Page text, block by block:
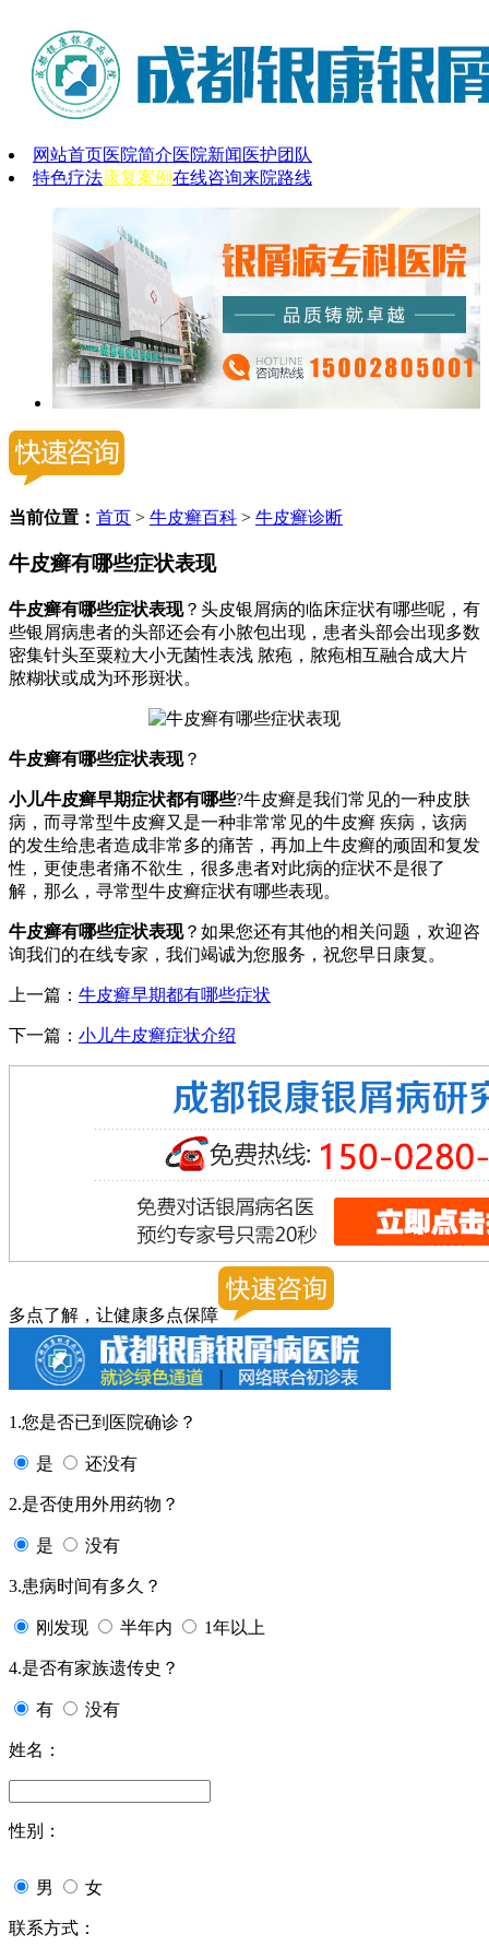
网站首页医院简介医院新闻 医护团队
特色疗法康复案例在线咨询来院路线
当前位置： 首页 > 牛皮癣百科 > 牛皮癣诊断
牛皮癣有哪些症状表现
牛皮癣有哪些症状表现？头皮银屑病的临床症状有哪些呢，有
些银屑病患者的头部还会有小脓包出现，患者头部会出现多数
密集针头至粟粒大小无菌性表浅 脓疱，脓疱相互融合成大片
脓糊状或成为环形斑状。
牛皮癣有哪些症状表现？
小儿牛皮癣早期症状都有哪些?牛皮癣是我们常见的一种皮肤
病，而寻常型牛皮癣又是一种非常常见的牛皮癣 疾病，该病
的发生给患者造成非常多的痛苦，再加上牛皮癣的顽固和复发
性，更使患者痛不欲生，很多患者对此病的症状不是很了
解，那么，寻常型牛皮癣症状有哪些表现。
牛皮癣有哪些症状表现？如果您还有其他的相关问题，欢迎咨
询我们的在线专家，我们竭诚为您服务，祝您早日康复。
上一篇： 牛皮癣早期都有哪些症状
下一篇： 小儿牛皮癣症状介绍
多点了解，让健康多点保障
1.您是否已到医院确诊？
是 还没有
2.是否使用外用药物？
是 没有
3.患病时间有多久？
刚发现 半年内 1年以上
4.是否有家族遗传史？
有 没有
姓名：
性别：
男 女
联系方式：